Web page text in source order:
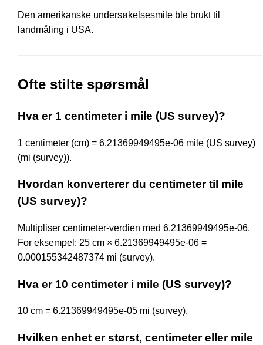
Den amerikanske undersøkelsesmile ble brukt til
landmåling i USA.
Ofte stilte spørsmål
Hva er 1 centimeter i mile (US survey)?
1 centimeter (cm) = 6.21369949495e-06 mile (US survey)
(mi (survey)).
Hvordan konverterer du centimeter til mile
(US survey)?
Multipliser centimeter-verdien med 6.21369949495e-06.
For eksempel: 25 cm × 6.21369949495e-06 =
0.000155342487374 mi (survey).
Hva er 10 centimeter i mile (US survey)?
10 cm = 6.21369949495e-05 mi (survey).
Hvilken enhet er størst, centimeter eller mile